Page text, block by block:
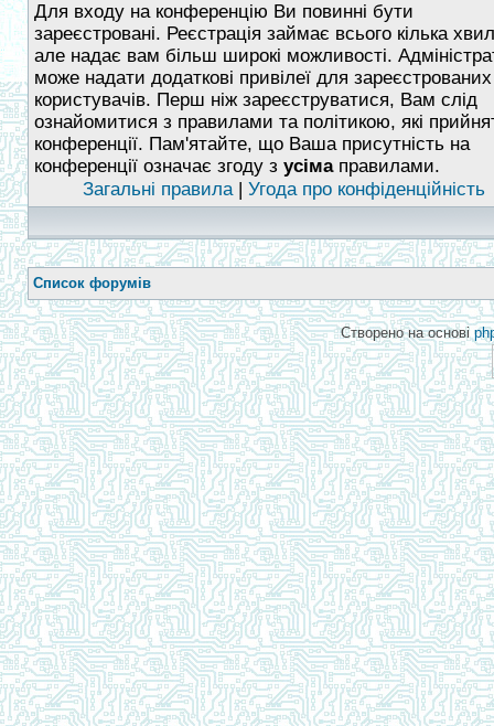
Для входу на конференцію Ви повинні бути
зареєстровані. Реєстрація займає всього кілька
але надає вам більш широкі можливості.
може надати додаткові привілеї для зареєстрованих
користувачів. Перш ніж зареєструватися, Вам слід
ознайомитися з правилами та політикою, які
конференції. Пам'ятайте, що Ваша присутність на
конференції означає згоду з усімаправилами.
Загальні правила| Угода про конфіденційність
Список форумів
Створено на основі